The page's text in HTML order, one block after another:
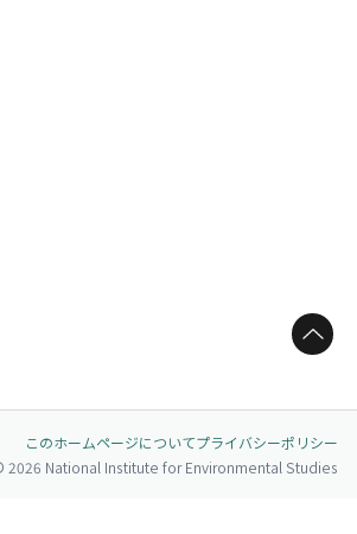
ページトップへ
このホームページについてプライバシーポリシー
2026 National Institute for Environmental Studies